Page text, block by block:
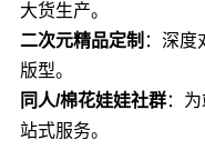
大货生产。
二次元精品定制 ：深度
版型。
同人/棉花娃娃社群：为
站式服务。